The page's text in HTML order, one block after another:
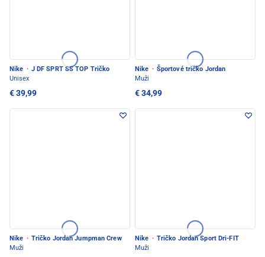
Nike · J DF SPRT SS TOP Tričko
Unisex
€ 39,99
Nike · Športové tričko Jordan
Muži
€ 34,99
Nike · Tričko Jordan Jumpman Crew
Muži
Nike · Tričko Jordan Sport Dri-FIT
Muži